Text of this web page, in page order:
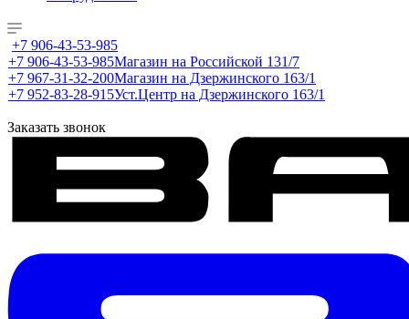
+7 906-43-53-985
+7 906-43-53-985Магазин на Российской 131/7
+7 967-31-32-200Магазин на Дзержинского 163/1
+7 952-83-28-915Уст.Центр на Дзержинского 163/1
Заказать звонок